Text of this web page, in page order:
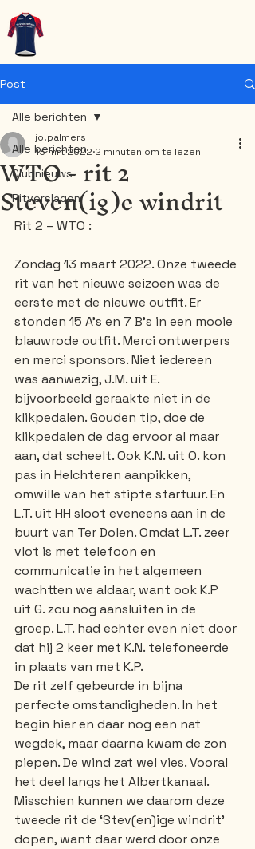
Post
Alle berichten
Clubnieuws
Ritverslagen
Alle berichten
WTO - rit 2
Steven(ig)e windrit
jo.palmers
13 mrt 2022 2 minuten om te lezen
Rit 2 – WTO :
Zondag 13 maart 2022. Onze tweede
rit van het nieuwe seizoen was de
eerste met de nieuwe outfit. Er
stonden 15 A’s en 7 B’s in een mooie
blauwrode outfit. Merci ontwerpers
en merci sponsors. Niet iedereen
was aanwezig, J.M. uit E.
bijvoorbeeld geraakte niet in de
klikpedalen. Gouden tip, doe de
klikpedalen de dag ervoor al maar
aan, dat scheelt. Ook K.N. uit O. kon
pas in Helchteren aanpikken,
omwille van het stipte startuur. En
L.T. uit HH sloot eveneens aan in de
buurt van Ter Dolen. Omdat L.T. zeer
vlot is met telefoon en
communicatie in het algemeen
wachtten we aldaar, want ook K.P
uit G. zou nog aansluiten in de
groep. L.T. had echter even niet door
dat hij 2 keer met K.N. telefoneerde
in plaats van met K.P.
De rit zelf gebeurde in bijna
perfecte omstandigheden. In het
begin hier en daar nog een nat
wegdek, maar daarna kwam de zon
piepen. De wind zat wel vies. Vooral
het deel langs het Albertkanaal.
Misschien kunnen we daarom deze
tweede rit de ‘Stev(en)ige windrit’
dopen, want daar werd door onze